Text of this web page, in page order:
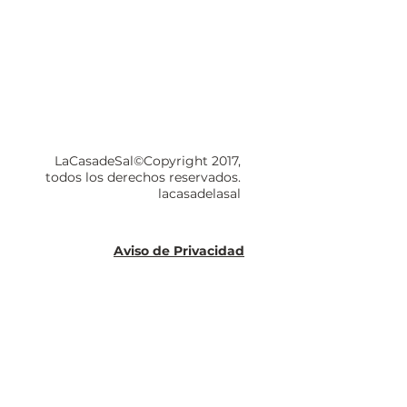
LaCasadeSal©Copyright 2017,
todos los derechos reservados.
lacasadelasal
Aviso de Privacidad